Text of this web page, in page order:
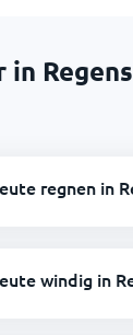
in
regnen in
windig in